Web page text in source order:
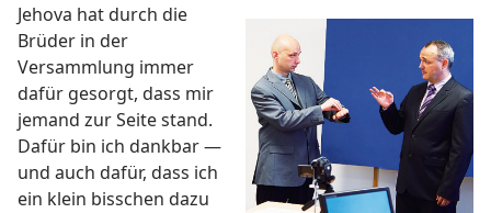
Jehova hat durch die
Brüder in der
Versammlung immer
dafür gesorgt, dass mir
jemand zur Seite stand.
Dafür bin ich dankbar —
und auch dafür, dass ich
ein klein bisschen dazu